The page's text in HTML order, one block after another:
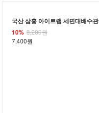
국산 삼흥 아이트랩 세면대배수관
10% 8,200원
7,400원